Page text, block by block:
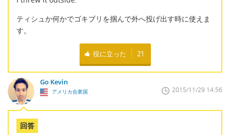
ティシュか何かでゴキブリを掴んで外へ投げ出す時に使えま
す。
役に立った 21
Go Kevin
アメリカ合衆国 2015/11/29 14:56
回答